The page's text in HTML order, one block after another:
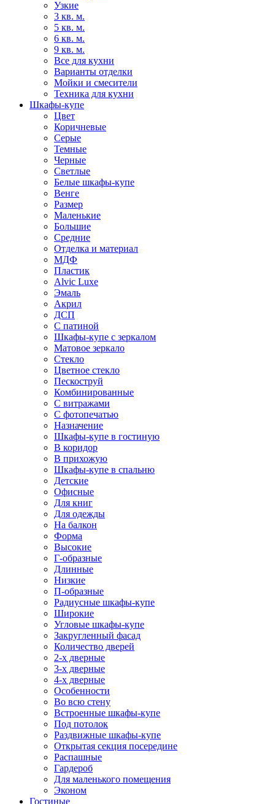
Узкие
3 кв. м.
5 кв. м.
6 кв. м.
9 кв. м.
Все для кухни
Варианты отделки
Мойки и смесители
Техника для кухни
Шкафы-купе
Цвет
Коричневые
Серые
Темные
Черные
Светлые
Белые шкафы-купе
Венге
Размер
Маленькие
Большие
Средние
Отделка и материал
МДФ
Пластик
Alvic Luxe
Эмаль
Акрил
ДСП
С патиной
Шкафы-купе с зеркалом
Матовое зеркало
Стекло
Цветное стекло
Пескоструй
Комбинированные
С витражами
С фотопечатью
Назначение
Шкафы-купе в гостиную
В коридор
В прихожую
Шкафы-купе в спальню
Детские
Офисные
Для книг
Для одежды
На балкон
Форма
Высокие
Г-образные
Длинные
Низкие
П-образные
Радиусные шкафы-купе
Широкие
Угловые шкафы-купе
Закругленный фасад
Количество дверей
2-х дверные
3-х дверные
4-х дверные
Особенности
Во всю стену
Встроенные шкафы-купе
Под потолок
Раздвижные шкафы-купе
Открытая секция посередине
Распашные
Гардероб
Для маленького помещения
Эконом
Гостиные